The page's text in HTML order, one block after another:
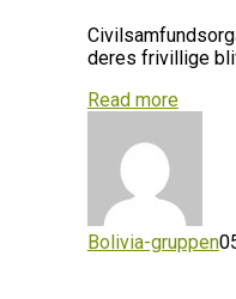
deres frivillige
Read more
Bolivia-gruppen